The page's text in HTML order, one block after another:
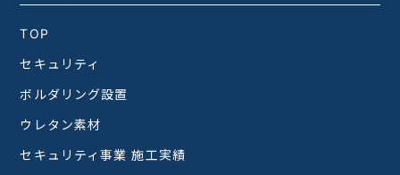
TOP
セキュリティ
ボルダリング設置
ウレタン素材
セキュリティ事業 施工実績